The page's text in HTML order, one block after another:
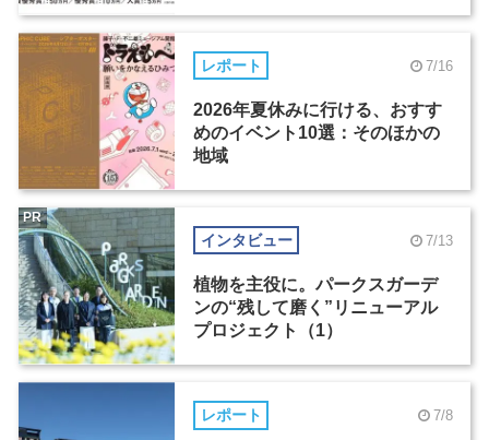
レポート 7/16
2026年夏休みに行ける、おすす
めのイベント10選：そのほかの
地域
インタビュー 7/13
植物を主役に。パークスガーデ
ンの“残して磨く”リニューアル
プロジェクト（1）
PR
レポート 7/8